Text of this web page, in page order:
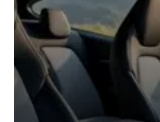
l’occasion
26 janvier 2026